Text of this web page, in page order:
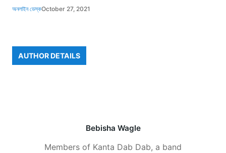
অনলাইন ডেস্কOctober 27, 2021
AUTHOR DETAILS
Bebisha Wagle
Members of Kanta Dab Dab, a band